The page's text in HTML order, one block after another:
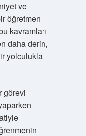
ve
öğretmen
kavramları
daha derin,
yolculukla
görevi